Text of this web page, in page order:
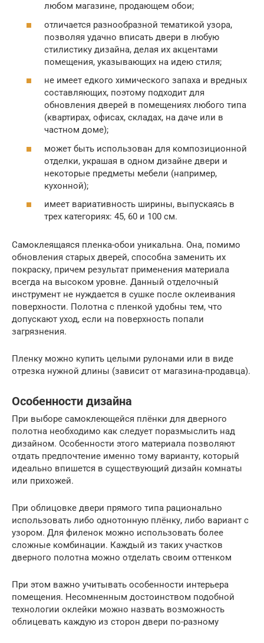
любом магазине, продающем обои;
отличается разнообразной тематикой узора,
позволяя удачно вписать двери в любую
стилистику дизайна, делая их акцентами
помещения, указывающих на идею стиля;
не имеет едкого химического запаха и вредных
составляющих, поэтому подходит для
обновления дверей в помещениях любого типа
(квартирах, офисах, складах, на даче или в
частном доме);
может быть использован для композиционной
отделки, украшая в одном дизайне двери и
некоторые предметы мебели (например,
кухонной);
имеет вариативность ширины, выпускаясь в
трех категориях: 45, 60 и 100 см.
Самоклеящаяся пленка-обои уникальна. Она, помимо
обновления старых дверей, способна заменить их
покраску, причем результат применения материала
всегда на высоком уровне. Данный отделочный
инструмент не нуждается в сушке после оклеивания
поверхности. Полотна с пленкой удобны тем, что
допускают уход, если на поверхность попали
загрязнения.
Пленку можно купить целыми рулонами или в виде
отрезка нужной длины (зависит от магазина-продавца).
Особенности дизайна
При выборе самоклеющейся плёнки для дверного
полотна необходимо как следует поразмыслить над
дизайном. Особенности этого материала позволяют
отдать предпочтение именно тому варианту, который
идеально впишется в существующий дизайн комнаты
или прихожей.
При облицовке двери прямого типа рационально
использовать либо однотонную плёнку, либо вариант с
узором. Для филенок можно использовать более
сложные комбинации. Каждый из таких участков
дверного полотна можно отделать своим оттенком
При этом важно учитывать особенности интерьера
помещения. Несомненным достоинством подобной
технологии оклейки можно назвать возможность
облицевать каждую из сторон двери по-разному